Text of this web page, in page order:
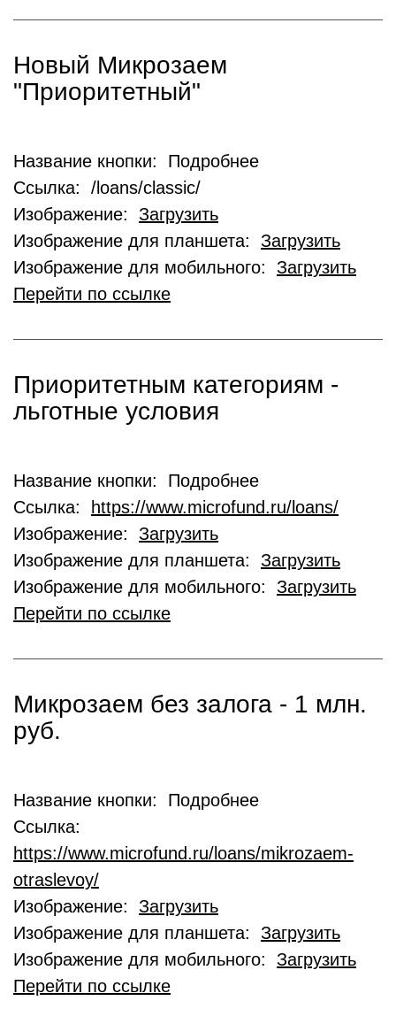
Новый Микрозаем
"Приоритетный"
Название кнопки: Подробнее
Ссылка: /loans/classic/
Изображение: Загрузить
Изображение для планшета: Загрузить
Изображение для мобильного: Загрузить
Перейти по ссылке
Приоритетным категориям -
льготные условия
Название кнопки: Подробнее
Ссылка:
https://www.microfund.ru/loans/
Изображение: Загрузить
Изображение для планшета: Загрузить
Изображение для мобильного: Загрузить
Перейти по ссылке
Микрозаем без залога - 1 млн.
руб.
Название кнопки: Подробнее
Ссылка:
https://www.microfund.ru/loans/mikrozaem-
otraslevoy/
Изображение: Загрузить
Изображение для планшета: Загрузить
Изображение для мобильного: Загрузить
Перейти по ссылке